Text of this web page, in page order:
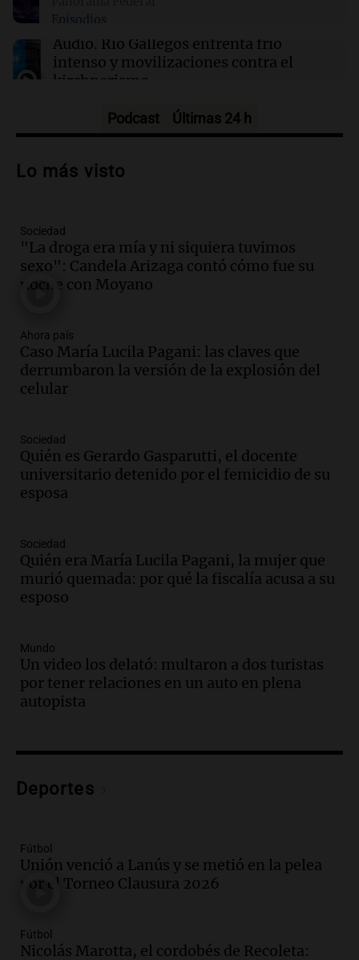
la Ley de Inviolabilidad de la Propiedad
Privada
Episodios
Audio. Río Gallegos enfrenta frío
intenso y movilizaciones contra el
kirchnerismo
Audio.Debate en el Senado sobre
la soberanía digital en Argentina
Audio.
Mendoza se prepara para un fin
de semana helado y ciudadanos
marchan contra reforma de tierras
Panorama Federal
Audio.
El "Mono" de Kapanga
adelantó su show en Rosario.
Viva la Radio Rosario
Episodios
en suspenso a hombre por simular robo
de recaudación en San Luis
Panorama Federal
Episodios
ayuda por problemas de fertilidad y la
ostentación de millonarios
Amamos Argentina
Episodios
avanza con testimonios clave sobre el
accidente en Villa Dolores
Panorama Federal
Episodios
tributo todos los jueves
Episodios
sea, va a ser lindo”
La Cadena del Gol
Episodios
en ludopatía: “Tener el casino en la
mano es muy peligroso”
Podcast Últimas 24 h
Lo más visto
Sociedad
"La droga era mía y ni siquiera tuvimos
sexo": Candela Arizaga contó cómo fue su
noche con Moyano
Ahora país
Caso María Lucila Pagani: las claves que
derrumbaron la versión de la explosión del
celular
Sociedad
Quién es Gerardo Gasparutti, el docente
universitario detenido por el femicidio de su
esposa
Sociedad
Quién era María Lucila Pagani, la mujer que
murió quemada: por qué la fiscalía acusa a su
esposo
Mundo
Un video los delató: multaron a dos turistas
por tener relaciones en un auto en plena
autopista
Deportes
Fútbol
Unión venció a Lanús y se metió en la pelea
por el Torneo Clausura 2026
Fútbol
Nicolás Marotta, el cordobés de Recoleta: